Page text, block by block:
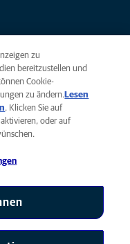
Weil Ihr Tier die beste
Mars, Inc © 2026
zu
bereitzustellen und
Cookie-
zu ändern. Lesen
(opens in a new tab)
. Klicken Sie auf
oder auf